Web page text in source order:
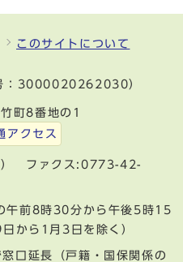
このサイトについて
：3000020262030）
町8番地の1
アクセス
） ファクス:0773-42-
午前8時30分から午後5時15
から1月3日を除く）
口延長（戸籍・国保関係の